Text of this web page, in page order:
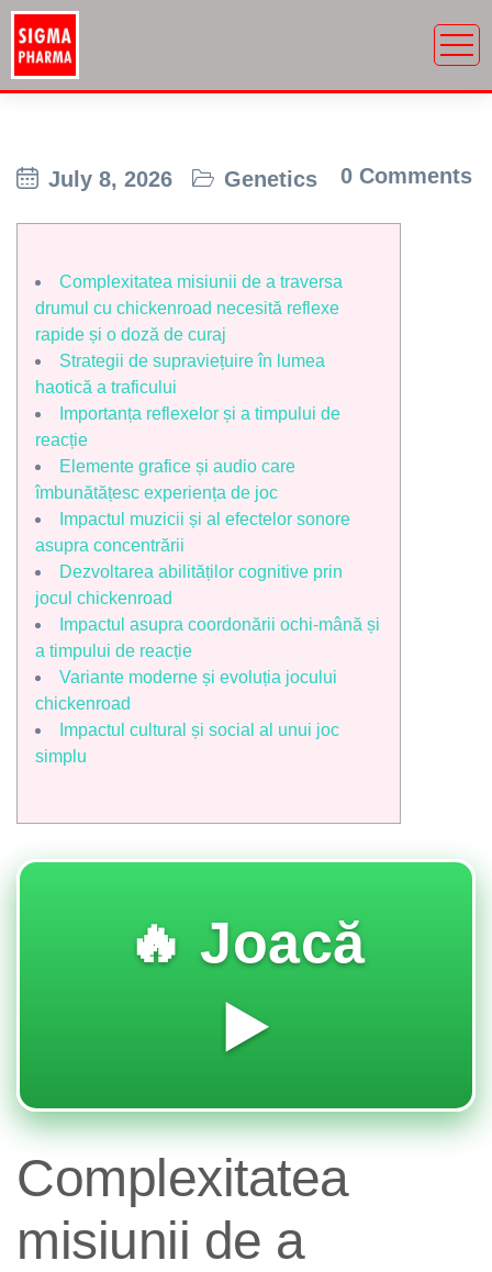
July 8, 2026 Genetics 0 Comments
Complexitatea misiunii de a traversa
drumul cu chickenroad necesită reflexe
rapide și o doză de curaj
Strategii de supraviețuire în lumea
haotică a traficului
Importanța reflexelor și a timpului de
reacție
Elemente grafice și audio care
îmbunătățesc experiența de joc
Impactul muzicii și al efectelor sonore
asupra concentrării
Dezvoltarea abilităților cognitive prin
jocul chickenroad
Impactul asupra coordonării ochi-mână și
a timpului de reacție
Variante moderne și evoluția jocului
chickenroad
Impactul cultural și social al unui joc
simplu
🔥 Joacă
▶️
Complexitatea
misiunii de a